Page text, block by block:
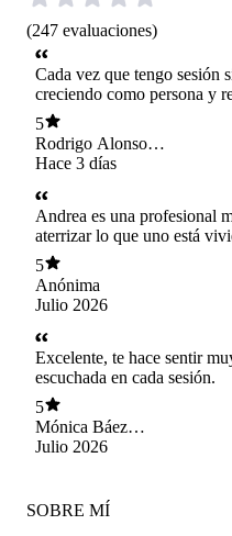
(247 evaluaciones)
Cada vez que tengo sesión
creciendo como persona y
propio.
5
Rodrigo Alonso
Esparza Bastias
Hace 3 días
Andrea es una profesional
aterrizar lo que uno está
espacio seguro y con mucho
5
Anónima
Julio 2026
Excelente, te hace sentir
escuchada en cada sesión.
5
Mónica Báez
Miquelez
Julio 2026
SOBRE MÍ